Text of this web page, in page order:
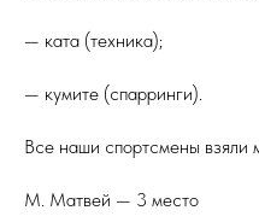
— ката (техника);
— кумите (спарринги).
Все наши спортсмены взяли
М. Матвей — 3 место